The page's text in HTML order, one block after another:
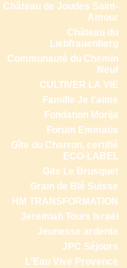
Château de Joudes Saint-
Amour
Château du
Liebfrauenberg
Communauté du Chemin
Neuf
CULTIVER LA VIE
Famille Je t'aime
Fondation Morija
Forum Emmaüs
Gîte du Charron, certifié
ECO-LABEL
Gite Le Brusquet
Grain de Blé Suisse
HM TRANSFORMATION
Jeremiah Tours Israël
Jeunesse ardente
JPC Séjours
L'Eau Vive Provence